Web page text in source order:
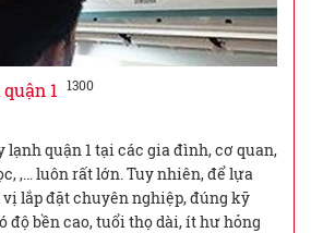
1 1300
lạnh quận 1 tại các gia đình, cơ quan,
,… luôn rất lớn. Tuy nhiên, để lựa
lắp đặt chuyên nghiệp, đúng kỹ
độ bền cao, tuổi thọ dài, ít hư hỏng